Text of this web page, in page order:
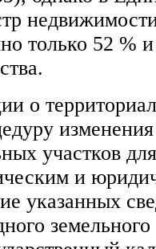
только 52 %
о
участков
и
указанных
земельного